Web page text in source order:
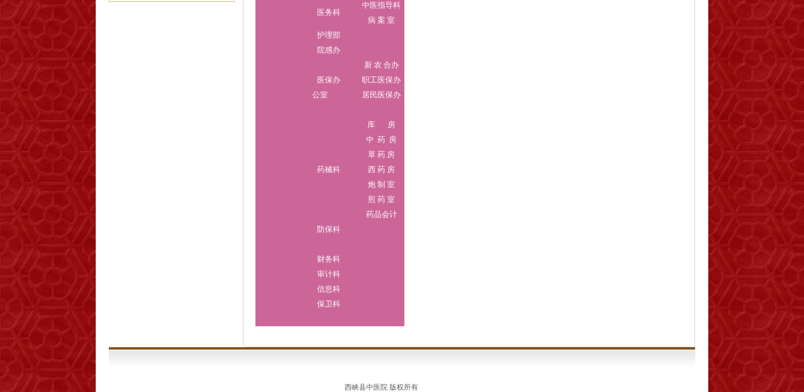
医务科
中医指导科
病 案 室
护理部
院感办
医保办
公室
新 农 合办
职工医保办
居民医保办
药械科
库 房
中 药 房
草 药 房
西 药 房
炮 制 室
煎 药 室
药品会计
防保科
财务科
审计科
信息科
保卫科
西峡县中医院 版权所有